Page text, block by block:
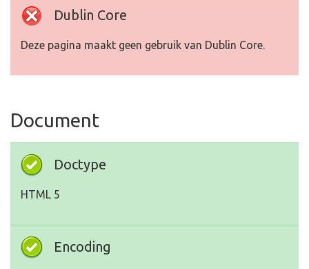
Dublin Core
Deze pagina maakt geen gebruik van Dublin Core.
Document
Doctype
HTML 5
Encoding